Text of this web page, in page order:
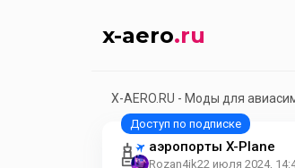
x-aero.ru
X-AERO.RU - Моды для
аэропорты X-Plane
Rozan4ik22 июля 2024,